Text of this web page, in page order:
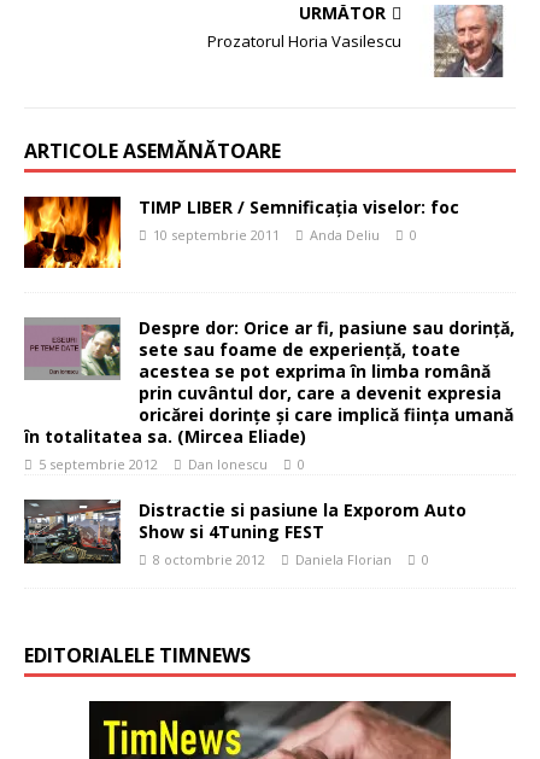
URMĂTOR
Prozatorul Horia Vasilescu
ARTICOLE ASEMĂNĂTOARE
TIMP LIBER / Semnificaţia viselor: foc
10 septembrie 2011 Anda Deliu 0
Despre dor: Orice ar fi, pasiune sau dorinţă,
sete sau foame de experienţă, toate
acestea se pot exprima în limba română
prin cuvântul dor, care a devenit expresia
oricărei dorinţe şi care implică fiinţa umană
în totalitatea sa. (Mircea Eliade)
5 septembrie 2012 Dan Ionescu 0
Distractie si pasiune la Exporom Auto
Show si 4Tuning FEST
8 octombrie 2012 Daniela Florian 0
EDITORIALELE TIMNEWS